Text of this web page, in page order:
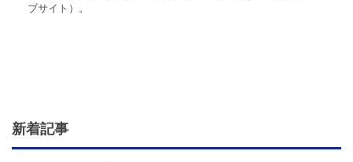
ブサイト）。
新着記事